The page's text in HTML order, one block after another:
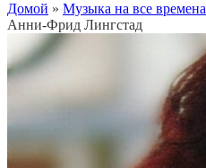
Домой » Музыка на все времена
Анни-Фрид Лингстад